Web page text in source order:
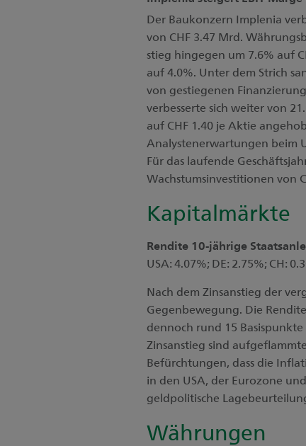
Der Baukonzern Implenia
von CHF 3.47 Mrd.
stieg hingegen um 7.6% auf
auf 4.0%. Unter dem Strich
von gestiegenen
verbesserte sich weiter von
auf CHF 1.40 je Aktie
Analystenerwartungen beim
Für das laufende
Wachstumsinvestitionen von
Kapitalmärkte
Rendite 10-jährige
USA: 4.07%; DE: 2.75%; CH:
Nach dem Zinsanstieg der
Gegenbewegung. Die
dennoch rund 15
Zinsanstieg sind
Befürchtungen, dass die
in den USA, der Eurozone
geldpolitische
Währungen